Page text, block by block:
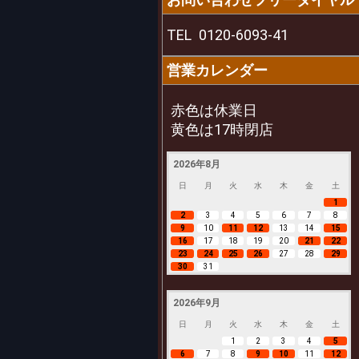
TEL 0120-6093-41
営業カレンダー
赤色は休業日
黄色は17時閉店
2026年8月
日 月 火 水 木 金
土
1
2
3 4 5 6 7
8
9
10 11 12 13 14
15
16
17 18 19 20 21
22
23
24 25 26 27 28
29
30
31
2026年9月
日 月 火 水 木 金
土
1
2 3 4
5
6
7 8 9 10 11 12